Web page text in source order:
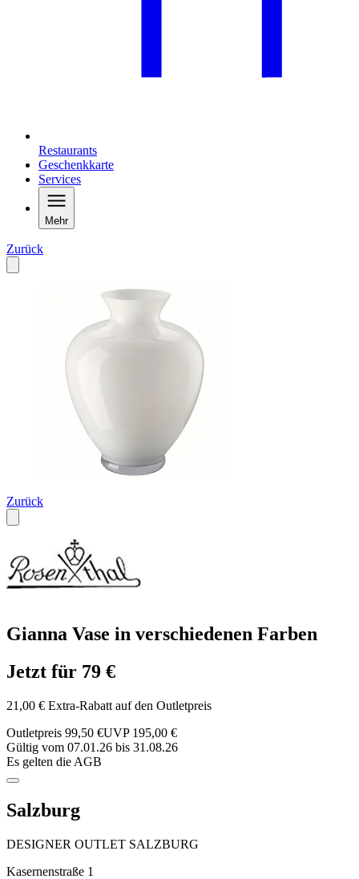
Restaurants
Geschenkkarte
Services
Mehr
Zurück
Zurück
Gianna Vase in verschiedenen Farben
Jetzt für 79 €
21,00 € Extra-Rabatt auf den Outletpreis
Outletpreis 99,50 €UVP 195,00 €
Gültig vom 07.01.26 bis 31.08.26
Es gelten die AGB
Salzburg
DESIGNER OUTLET SALZBURG
Kasernenstraße 1